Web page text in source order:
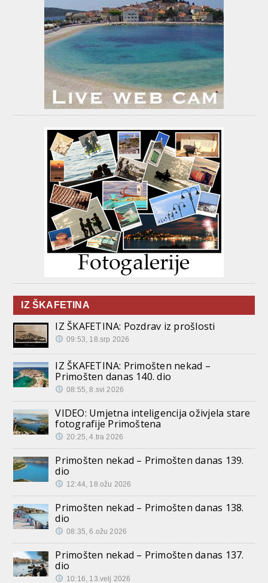
IZ ŠKAFETINA
IZ ŠKAFETINA: Pozdrav iz prošlosti
09:53, 18.srp 2026
IZ ŠKAFETINA: Primošten nekad –
Primošten danas 140. dio
08:55, 8.svi 2026
VIDEO: Umjetna inteligencija oživjela stare
fotografije Primoštena
20:25, 4.tra 2026
Primošten nekad – Primošten danas 139.
dio
12:44, 18.ožu 2026
Primošten nekad – Primošten danas 138.
dio
08:35, 6.ožu 2026
Primošten nekad – Primošten danas 137.
dio
10:16, 13.velj 2026